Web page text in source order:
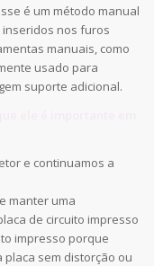
é um método manual
inseridos nos furos
manuais, como
usado para
suporte adicional.
e continuamos a
manter uma
de circuito impresso
impresso porque
sem distorção ou